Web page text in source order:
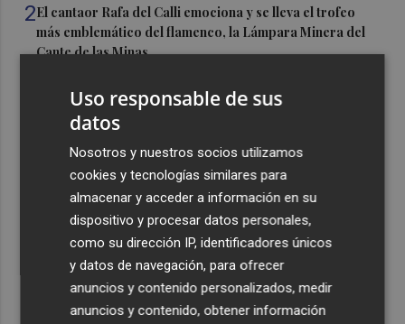
2El cantaor Rafa del Calli emociona y se lleva el trofeo
más emblemático del flamenco, la Lámpara Minera del
Cante de las Minas
con una victoria contra el Galatasaray
Kiat Lim preside por primera vez un partido en Mestalla
Uso responsable de sus
datos
Nosotros y nuestros socios utilizamos
cookies y tecnologías similares para
almacenar y acceder a información en su
dispositivo y procesar datos personales,
como su dirección IP, identificadores únicos
y datos de navegación, para ofrecer
anuncios y contenido personalizados, medir
anuncios y contenido, obtener información